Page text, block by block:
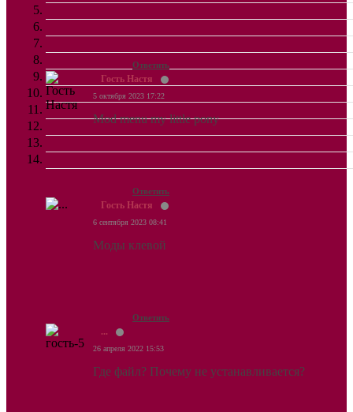
Ответить
Гость Настя
5 октября 2023 17:22
Mod menu my little pony
Ответить
Гость Настя
6 сентября 2023 08:41
Моды клевой
Ответить
...
26 апреля 2022 15:53
Где файл? Почему не устанавливается?